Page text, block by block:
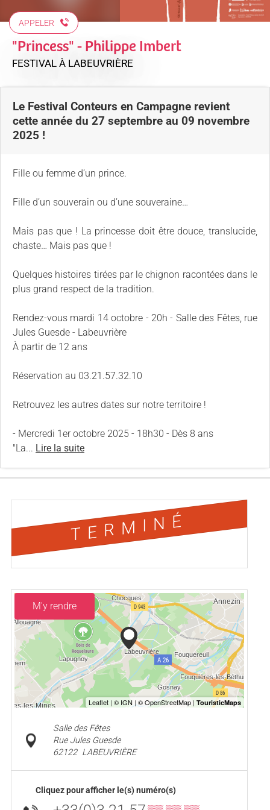
APPELER
"Princess" - Philippe Imbert
FESTIVAL À LABEUVRIÈRE
Le Festival Conteurs en Campagne revient
cette année du 27 septembre au 09 novembre
2025 !
Fille ou femme d’un prince.
Fille d’un souverain ou d’une souveraine…
Mais pas que ! La princesse doit être douce, translucide,
chaste… Mais pas que !
Quelques histoires tirées par le chignon racontées dans le
plus grand respect de la tradition.
Rendez-vous mardi 14 octobre - 20h - Salle des Fêtes, rue
Jules Guesde - Labeuvrière
À partir de 12 ans
Réservation au 03.21.57.32.10
Retrouvez les autres dates sur notre territoire !
- Mercredi 1er octobre 2025 - 18h30 - Dès 8 ans
"La... Lire la suite
TERMINÉ
M'y rendre
Salle des Fêtes
Rue Jules Guesde
62122 LABEUVRIÈRE
Cliquez pour afficher le(s) numéro(s)